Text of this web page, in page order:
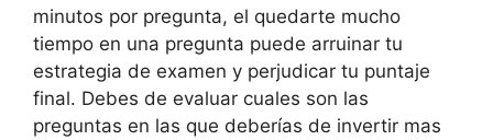
minutos por pregunta, el quedarte mucho
tiempo en una pregunta puede arruinar tu
estrategia de examen y perjudicar tu puntaje
final. Debes de evaluar cuales son las
preguntas en las que deberías de invertir mas